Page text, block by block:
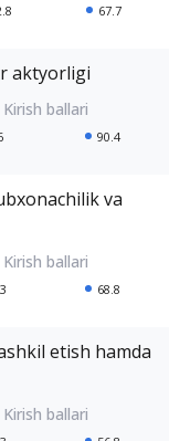
67.7
aktyorligi
90.4
va
68.8
etish hamda